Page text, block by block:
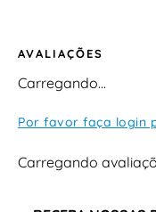
AVALIAÇÕES
Carregando…
Por favor faça login
Carregando